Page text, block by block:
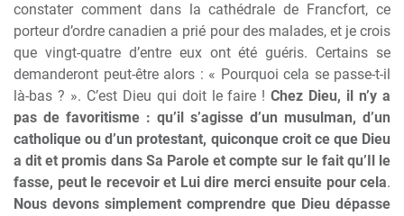
constater comment dans la cathédrale de Francfort, ce
porteur d’ordre canadien a prié pour des malades, et je crois
que vingt-quatre d’entre eux ont été guéris. Certains se
demanderont peut-être alors : « Pourquoi cela se passe-t-il
là-bas ? ». C’est Dieu qui doit le faire !Chez Dieu, il n’y a
pas de favoritisme : qu’il s’agisse d’un musulman, d’un
catholique ou d’un protestant, quiconque croit ce que Dieu
a dit et promis dans Sa Parole et compte sur le fait qu’Il le
fasse, peut le recevoir et Lui dire merci ensuite pour cela.
Nous devons simplement comprendre que Dieu dépasse